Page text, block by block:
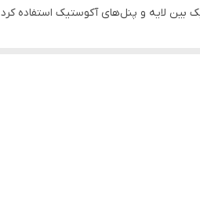
بین لایه و پنل‌های آکوستیک استفاده کرد